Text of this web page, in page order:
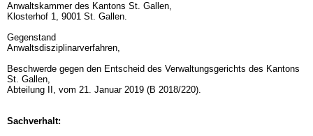
Anwaltskammer des Kantons St. Gallen,
Klosterhof 1, 9001 St. Gallen.
Gegenstand
Anwaltsdisziplinarverfahren,
Beschwerde gegen den Entscheid des Verwaltungsgerichts des Kantons
St. Gallen,
Abteilung II, vom 21. Januar 2019 (B 2018/220).
Sachverhalt: